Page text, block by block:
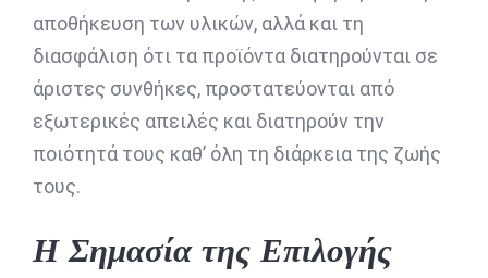
αποθήκευση των υλικών, αλλά και τη
διασφάλιση ότι τα προϊόντα διατηρούνται σε
άριστες συνθήκες, προστατεύονται από
εξωτερικές απειλές και διατηρούν την
ποιότητά τους καθ’ όλη τη διάρκεια της ζωής
τους.
Η Σημασία της Επιλογής